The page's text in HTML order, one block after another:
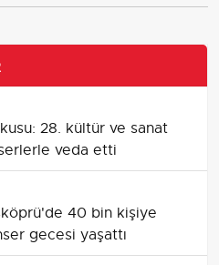
28. kültür ve sanat
veda etti
40 bin kişiye
gecesi yaşattı